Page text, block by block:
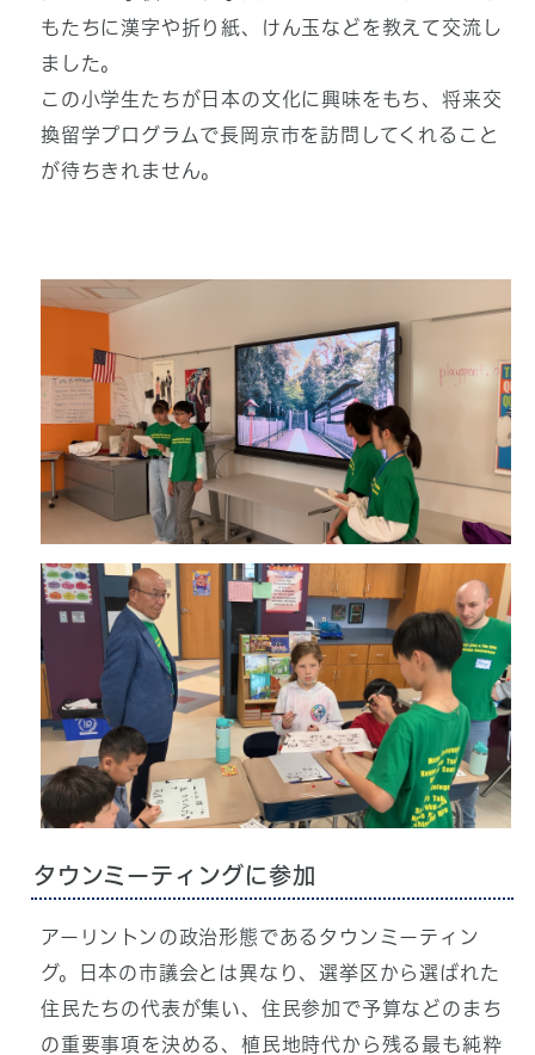
もたちに漢字や折り紙、けん玉などを教えて交流し
ました。
この小学生たちが日本の文化に興味をもち、将来交
換留学プログラムで長岡京市を訪問してくれること
が待ちきれません。
タウンミーティングに参加
アーリントンの政治形態であるタウンミーティン
グ。日本の市議会とは異なり、選挙区から選ばれた
住民たちの代表が集い、住民参加で予算などのまち
の重要事項を決める、植民地時代から残る最も純粋